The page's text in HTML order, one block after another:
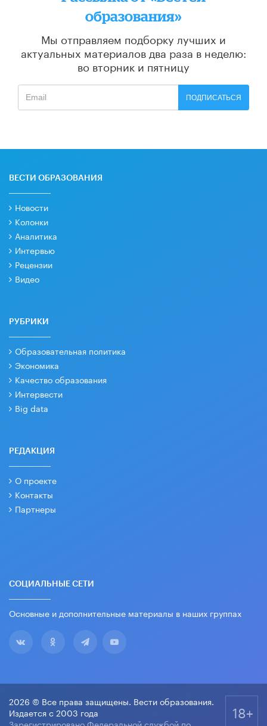
образования»
Мы отправляем подборку лучших и
актуальных материалов два раза в неделю:
во вторник и пятницу
ПОДПИСАТЬСЯ
ВЕСТИ ОБРАЗОВАНИЯ
Новости
Колонки
Аналитика
Интервью
Рецензии
Видео
РУБРИКИ
Образовательная политика
Экономика
Качество образования
Интервести
Big data
РЕДАКЦИЯ
О проекте
Контакты
Партнеры
СОЦИАЛЬНЫЕ СЕТИ
Основные и дополнительные материалы в наших группах
2026 © Все права защищены. Вести образования.
Издается с 2003 года
18+